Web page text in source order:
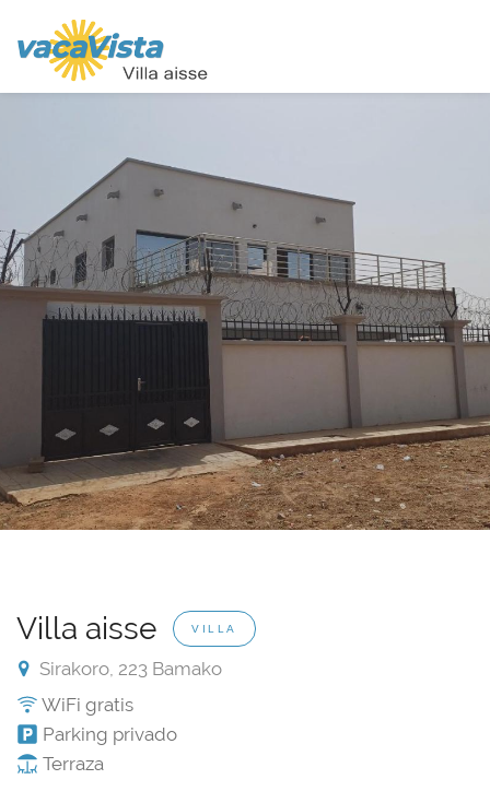
Villa aisse VILLA
Sirakoro, 223 Bamako
WiFi gratis
Parking privado
Terraza